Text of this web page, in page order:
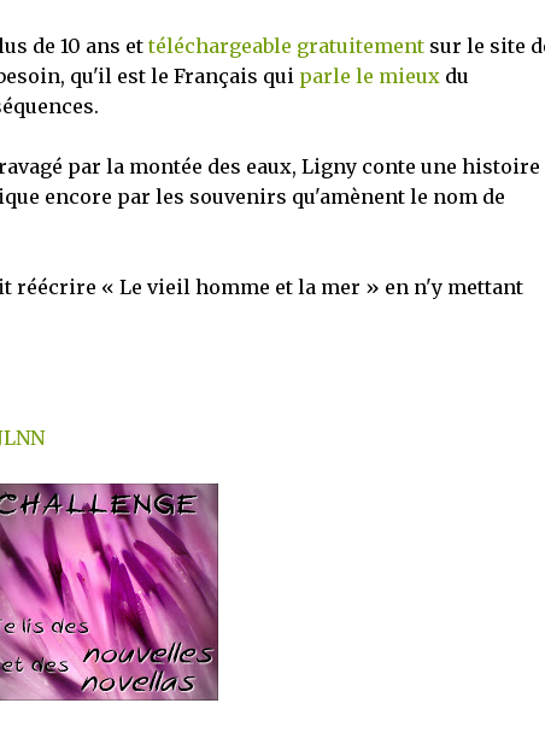
de 10 ans ettéléchargeable gratuitementsur le site
qu'il est le Français qui parle le mieuxdu
par la montée des eaux, Ligny conte une histoire
encore par les souvenirs qu'amènent le nom de
réécrire « Le vieil homme et la mer » en n'y mettant